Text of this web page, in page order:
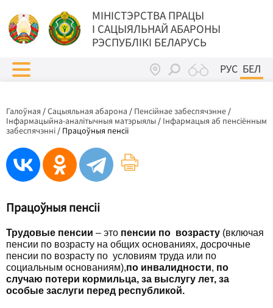
МIНIСТЭРСТВА ПРАЦЫ
I САЦЫЯЛЬНАЙ АБАРОНЫ
РЭСПУБЛІКІ БЕЛАРУСЬ
РУС БЕЛ
Галоўная /Сацыяльная абарона / Пенсійнае забеспячэнне /
Інфармацыйна-аналітычныя матэрыялы / Інфармацыя аб пенсіённым
забеспячэнні / Працоўныя пенсіі
Працоўныя пенсіі
Трудовые пенсии – это пенсии по возрасту (включая
пенсии по возрасту на общих основаниях, досрочные
пенсии по возрасту по условиям труда или по
социальным основаниям),по инвалидности, по
случаю потери кормильца, за выслугу лет, за
особые заслуги перед республикой.